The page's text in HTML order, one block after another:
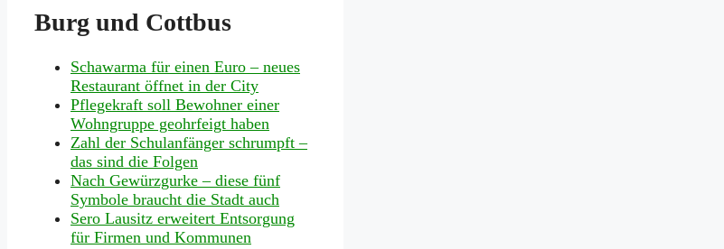
Burg und Cottbus
Schawarma für einen Euro – neues
Restaurant öffnet in der City
Pflegekraft soll Bewohner einer
Wohngruppe geohrfeigt haben
Zahl der Schulanfänger schrumpft –
das sind die Folgen
Nach Gewürzgurke – diese fünf
Symbole braucht die Stadt auch
Sero Lausitz erweitert Entsorgung
für Firmen und Kommunen